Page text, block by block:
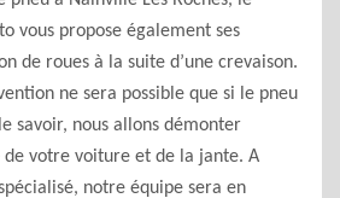
vous propose également ses
de roues à la suite d’une crevaison.
ne sera possible que si le pneu
savoir, nous allons démonter
votre voiture et de la jante. A
notre équipe sera en